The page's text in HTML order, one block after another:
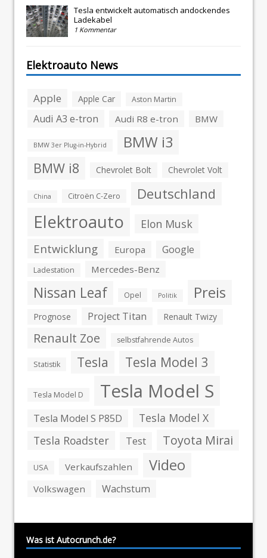
Tesla entwickelt automatisch andockendes
Ladekabel
1 Kommentar
Elektroauto News
Apple Apple Car Aston Martin
Audi A3 e-tron Audi R8 e-tron BMW
BMW 3er Plug-in-Hybrid BMW i3
BMW i8 Chevrolet Bolt Chevrolet Volt
China Citroën C-Zero Deutschland
Elektroauto Elon Musk
Entwicklung Europa Google
Ladestation Mercedes-Benz
Nissan Leaf Opel Politik Preis
Prognose Project Titan Renault Twizy
Renault Zoe selbstfahrende Autos
Statistik Tesla Tesla Model 3
Tesla Model D Tesla Model S
Tesla Model S P85D
Tesla Model X
Tesla Roadster
Test Toyota Mirai
USA Verkaufszahlen Video
Volkswagen Wachstum
Was ist Autocrunch.de?